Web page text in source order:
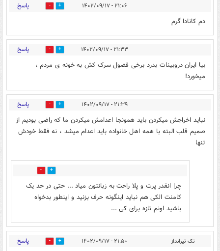
۲۱:۰۶ - ۱۴۰۲/۰۹/۱۷ 9 پاسخ
دم کانادا گرم
۲۱:۳۳ - ۱۴۰۲/۰۹/۱۷ 5 پاسخ
بیا ایران دروبینات بدرد برخی فضول سرک کش به خونه ی مردم ،
میخورد!
۲۱:۳۹ - ۱۴۰۲/۰۹/۱۷ 20 پاسخ
نباید اخراجش میکردن باید همونجا اعدامش میکردن ما که راضی بودیم از
صمیم قلب البته با همه اهل خانواده باید اعدام میشد ، نه فقط خودش
تنها
2
چرا انقدر پرت و پلا راحت به زبانتون میاد ... حتی در حد یک
کامنت الکی هم نباید اینگونه حرف بزنید و اینطور بدخواه
باشید اونم تازه برای کی ...
تک تیرانداز ۲۱:۵۰ - ۱۴۰۲/۰۹/۱۷ 5 پاسخ